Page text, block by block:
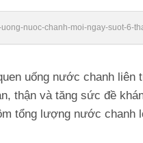
nuoc-chanh-moi-ngay-suot-6-
uống nước chanh liên
thận và tăng sức đề
tổng lượng nước chanh